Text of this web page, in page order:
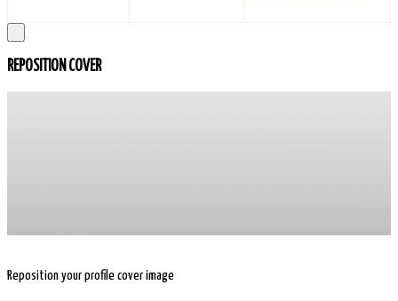
REPOSITION COVER
Reposition your profile cover image